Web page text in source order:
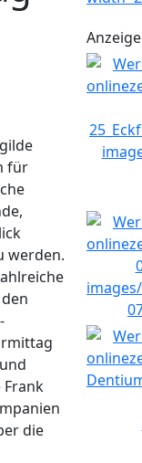
für
werden.
Frank
die
Anzeige